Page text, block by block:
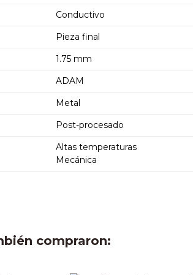
Conductivo
Pieza final
1.75 mm
ADAM
Metal
Post-procesado
Altas temperaturas
Mecánica
compraron: